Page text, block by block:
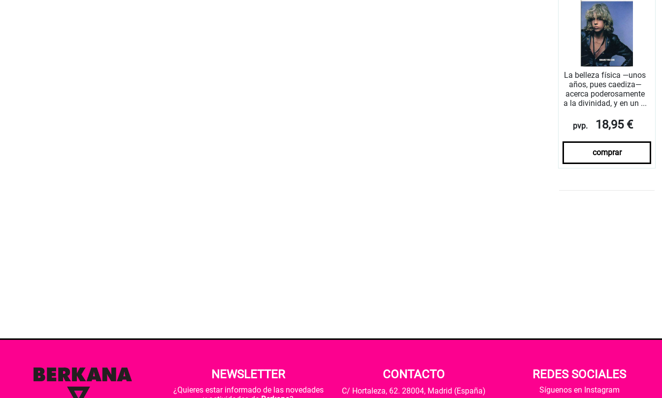
La belleza física —unos
años, pues caediza—
acerca poderosamente
a la divinidad, y en un ...
pvp. 18,95 €
comprar
NEWSLETTER
¿Quieres estar informado de las novedades
CONTACTO
C/ Hortaleza, 62. 28004, Madrid (España)
REDES SOCIALES
Síguenos en Instagram